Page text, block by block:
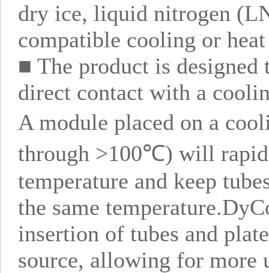
dry ice, liquid nitrogen
compatible cooling or
■ The product is designed
direct contact with a
A module placed on a
through >100℃) will
temperature and keep
the same
insertion of tubes and
source, allowing for more